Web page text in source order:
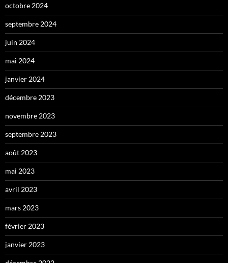
octobre 2024
septembre 2024
juin 2024
mai 2024
janvier 2024
décembre 2023
novembre 2023
septembre 2023
août 2023
mai 2023
avril 2023
mars 2023
février 2023
janvier 2023